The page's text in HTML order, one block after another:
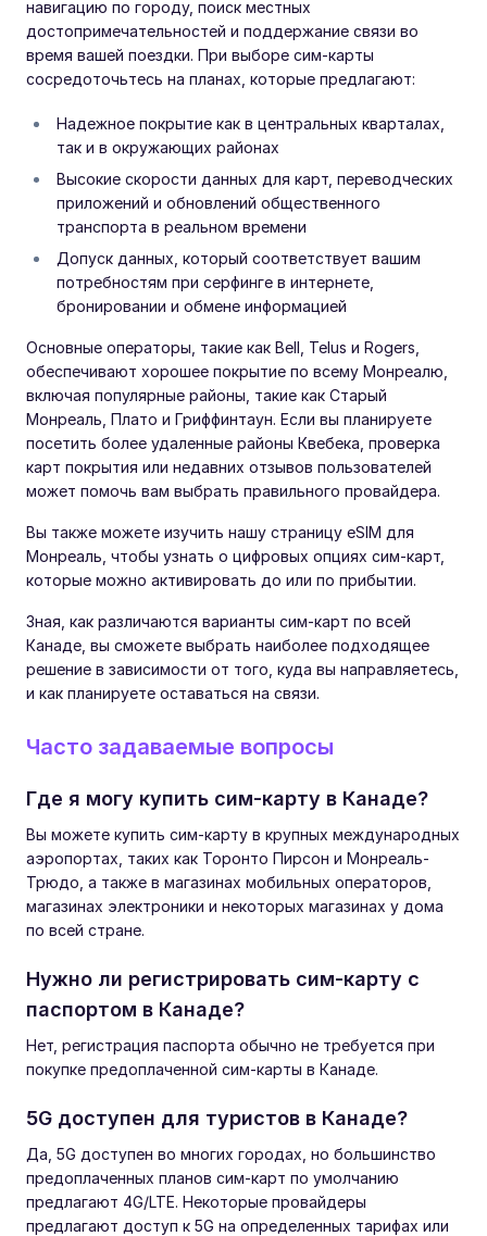
навигацию по городу, поиск местных
достопримечательностей и поддержание связи во
время вашей поездки. При выборе сим-карты
сосредоточьтесь на планах, которые предлагают:
Надежное покрытие как в центральных кварталах,
так и в окружающих районах
Высокие скорости данных для карт, переводческих
приложений и обновлений общественного
транспорта в реальном времени
Допуск данных, который соответствует вашим
потребностям при серфинге в интернете,
бронировании и обмене информацией
Основные операторы, такие как Bell, Telus и Rogers,
обеспечивают хорошее покрытие по всему Монреалю,
включая популярные районы, такие как Старый
Монреаль, Плато и Гриффинтаун. Если вы планируете
посетить более удаленные районы Квебека, проверка
карт покрытия или недавних отзывов пользователей
может помочь вам выбрать правильного провайдера.
Вы также можете изучить нашу страницу eSIM для
Монреаль, чтобы узнать о цифровых опциях сим-карт,
которые можно активировать до или по прибытии.
Зная, как различаются варианты сим-карт по всей
Канаде, вы сможете выбрать наиболее подходящее
решение в зависимости от того, куда вы направляетесь,
и как планируете оставаться на связи.
Часто задаваемые вопросы
Где я могу купить сим-карту в Канаде?
Вы можете купить сим-карту в крупных международных
аэропортах, таких как Торонто Пирсон и Монреаль-
Трюдо, а также в магазинах мобильных операторов,
магазинах электроники и некоторых магазинах у дома
по всей стране.
Нужно ли регистрировать сим-карту с
паспортом в Канаде?
Нет, регистрация паспорта обычно не требуется при
покупке предоплаченной сим-карты в Канаде.
5G доступен для туристов в Канаде?
Да, 5G доступен во многих городах, но большинство
предоплаченных планов сим-карт по умолчанию
предлагают 4G/LTE. Некоторые провайдеры
предлагают доступ к 5G на определенных тарифах или